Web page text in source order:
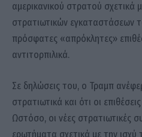
αμερικανικού στρατού σχετικά
στρατιωτικών εγκαταστάσεων
πρόσφατες «απρόκλητες»
αντιτορπιλικά.
Σε δηλώσεις του, ο Τραμπ
στρατιωτικά και ότι οι
Ωστόσο, οι νέες στρατιωτικές
ερωτήματα σχετικά με την